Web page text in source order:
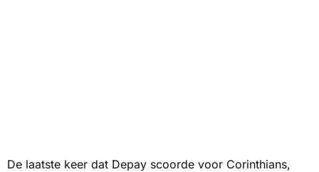
De laatste keer dat Depay scoorde voor Corinthians,